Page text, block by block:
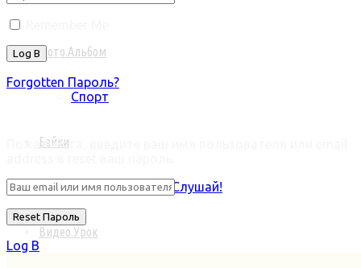
Фото.Альбом
Спорт
Байки
Лениво читать? Слушай!
Видео.Урок
Forgotten Пароль?
Пожалуйста, введите ваш имя пользователя или email
Log В